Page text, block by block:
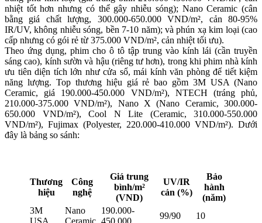
nhiệt tốt hơn nhưng có thể gây nhiễu sóng); Nano Ceramic (cân
bằng giá chất lượng, 300.000-650.000 VND/m², cản 80-95%
IR/UV, không nhiễu sóng, bền 7-10 năm); và phún xạ kim loại (cao
cấp nhưng có gói rẻ từ 375.000 VND/m², cản nhiệt tối ưu).
Theo ứng dụng, phim cho ô tô tập trung vào kính lái (cần truyền
sáng cao), kính sườn và hậu (riêng tư hơn), trong khi phim nhà kính
ưu tiên diện tích lớn như cửa sổ, mái kính văn phòng để tiết kiệm
năng lượng. Top thương hiệu giá rẻ bao gồm 3M USA (Nano
Ceramic, giá 190.000-450.000 VND/m²), NTECH (tráng phủ,
210.000-375.000 VND/m²), Nano X (Nano Ceramic, 300.000-
650.000 VND/m²), Cool N Lite (Ceramic, 310.000-550.000
VND/m²), Fujimax (Polyester, 220.000-410.000 VND/m²). Dưới
đây là bảng so sánh:
Thương
hiệu
Công
nghệ
Giá trung
bình/m²
(VND)
UV/IR
cản (%)
Bảo
hành
(năm)
3M
Nano
190.000-
99/90 10